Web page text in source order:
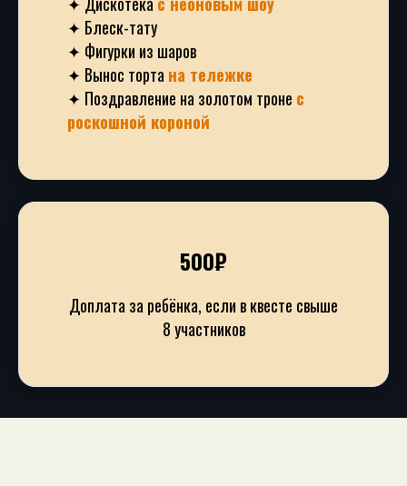
✦ Блеск-тату
✦ Фигурки из шаров
✦ Вынос торта на тележке
✦ Поздравление на золотом троне с
роскошной короной
500₽
Доплата за ребёнка, если в квесте свыше
8 участников